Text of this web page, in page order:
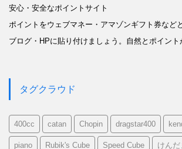
安心・安全なポイントサイト
ポイントをウェブマネー・アマゾンギフト券など
ブログ・HPに貼り付けましょう。自然とポイント
タグクラウド
400cc catan Chopin dragstar400
piano Rubik's Cube Speed Cube けんだ